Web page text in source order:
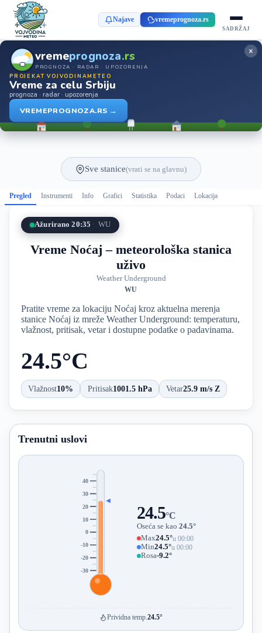
Najave vremeprognoza.rs
SADRŽAJ
vremeprognoza.rs
PROGNOZA · RADAR · UPOZORENJA
PROJEKAT VOJVODINAMETEO
Vreme za celu Srbiju
prognoza · radar · upozorenja
VREMEPROGNOZA.RS →
×
Sve stanice(vrati se na glavnu)
Pregled Instrumenti Info Grafici Statistika Podaci Lokacija
Ažurirano 20:35 WU
Vreme Noćaj – meteorološka stanica
uživo
Weather Underground
WU
Pratite vreme za lokaciju Noćaj kroz aktuelna merenja
stanice Noćaj iz mreže Weather Underground: temperaturu,
vlažnost, pritisak, vetar i dostupne podatke o padavinama.
24.5°C
Vlažnost10% Pritisak1001.5 hPa Vetar25.9 m/s Z
Trenutni uslovi
-30
-20
-10
0
10
20
30
40
24.5°C
Oseća se kao 24.5°
Max24.5°u 00:00
Min24.5°u 00:00
Rosa-9.2°
Prividna temp.24.5°